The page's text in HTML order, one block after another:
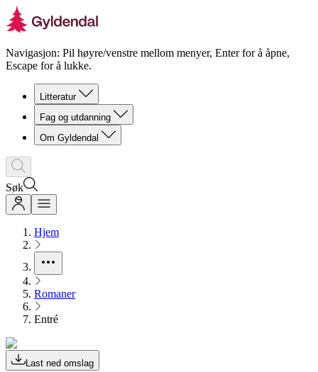
Navigasjon: Pil høyre/venstre mellom menyer, Enter for å åpne,
Escape for å lukke.
Litteratur
Fag og utdanning
Om Gyldendal
Søk
Hjem
Romaner
Entré
Last ned omslag